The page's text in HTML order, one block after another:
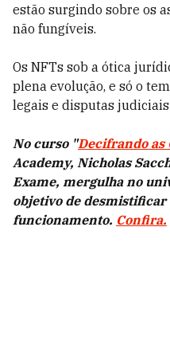
estão surgindo sobre os
não fungíveis.
Os NFTs sob a ótica
plena evolução, e só o
legais e disputas
No curso "Decifrando as
Academy, Nicholas
Exame, mergulha no
objetivo de desmistificar
funcionamento. Confira.